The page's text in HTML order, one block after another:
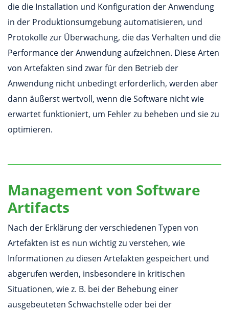
die die Installation und Konfiguration der Anwendung
in der Produktionsumgebung automatisieren, und
Protokolle zur Überwachung, die das Verhalten und die
Performance der Anwendung aufzeichnen. Diese Arten
von Artefakten sind zwar für den Betrieb der
Anwendung nicht unbedingt erforderlich, werden aber
dann äußerst wertvoll, wenn die Software nicht wie
erwartet funktioniert, um Fehler zu beheben und sie zu
optimieren.
Management von Software
Artifacts
Nach der Erklärung der verschiedenen Typen von
Artefakten ist es nun wichtig zu verstehen, wie
Informationen zu diesen Artefakten gespeichert und
abgerufen werden, insbesondere in kritischen
Situationen, wie z. B. bei der Behebung einer
ausgebeuteten Schwachstelle oder bei der